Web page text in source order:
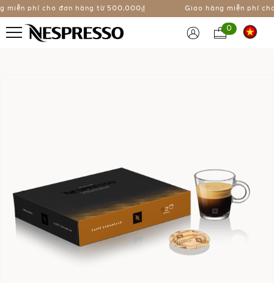
phí cho đơn hàng từ500,000₫ Giao hàng miễn phí
0